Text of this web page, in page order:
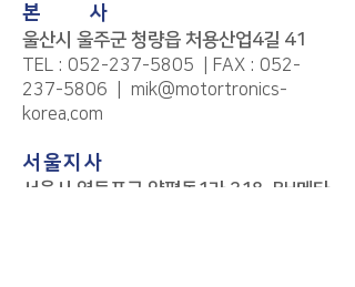
본 사
울산시 울주군 청량읍 처용산업4길 41
TEL : 052-237-5805 | FAX : 052-
237-5806
mik@motortronics-
korea.com
서울지사
서울시 영등포구 양평동1가 218. BH메타